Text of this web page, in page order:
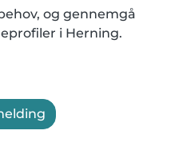
og gennemgå
i Herning.